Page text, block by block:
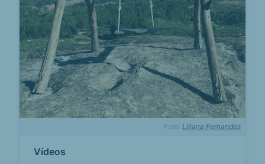
Foto: Liliana Fernandes
Vídeos